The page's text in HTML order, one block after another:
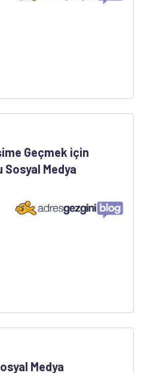
Geçmek için
Sosyal Medya
Medya